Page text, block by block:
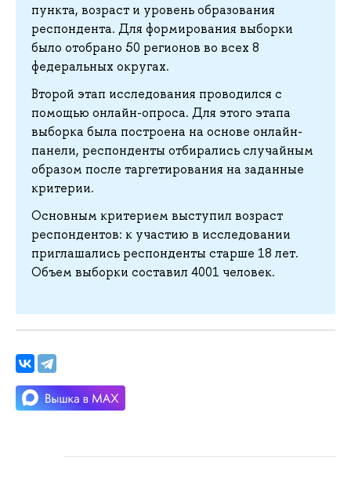
пункта, возраст и уровень образования
респондента. Для формирования выборки
было отобрано 50 регионов во всех 8
федеральных округах.
Второй этап исследования проводился с
помощью онлайн-опроса. Для этого этапа
выборка была построена на основе онлайн-
панели, респонденты отбирались случайным
образом после таргетирования на заданные
критерии.
Основным критерием выступил возраст
респондентов: к участию в исследовании
приглашались респонденты старше 18 лет.
Объем выборки составил 4001 человек.